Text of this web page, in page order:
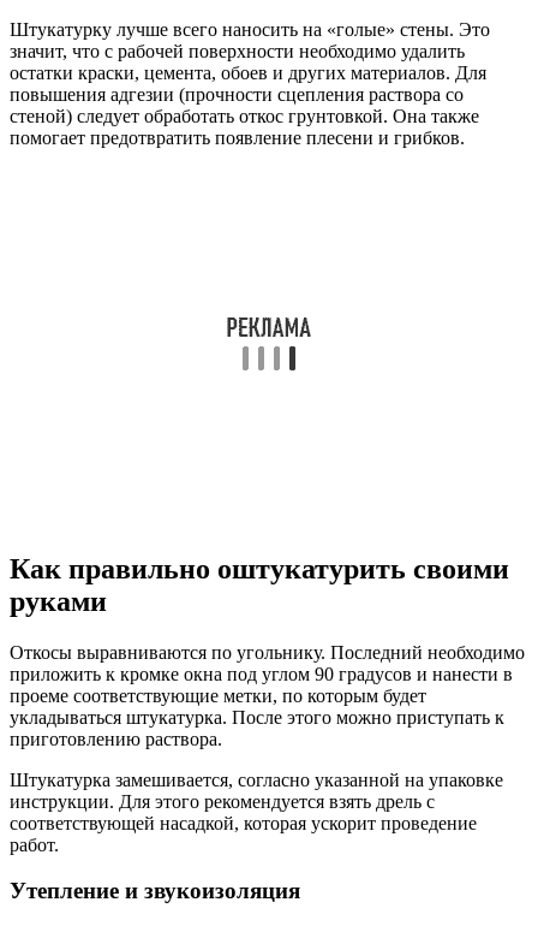
Штукатурку лучше всего наносить на «голые» стены. Это
значит, что с рабочей поверхности необходимо удалить
остатки краски, цемента, обоев и других материалов. Для
повышения адгезии (прочности сцепления раствора со
стеной) следует обработать откос грунтовкой. Она также
помогает предотвратить появление плесени и грибков.
Как правильно оштукатурить своими
руками
Откосы выравниваются по угольнику. Последний необходимо
приложить к кромке окна под углом 90 градусов и нанести в
проеме соответствующие метки, по которым будет
укладываться штукатурка. После этого можно приступать к
приготовлению раствора.
Штукатурка замешивается, согласно указанной на упаковке
инструкции. Для этого рекомендуется взять дрель с
соответствующей насадкой, которая ускорит проведение
работ.
Утепление и звукоизоляция